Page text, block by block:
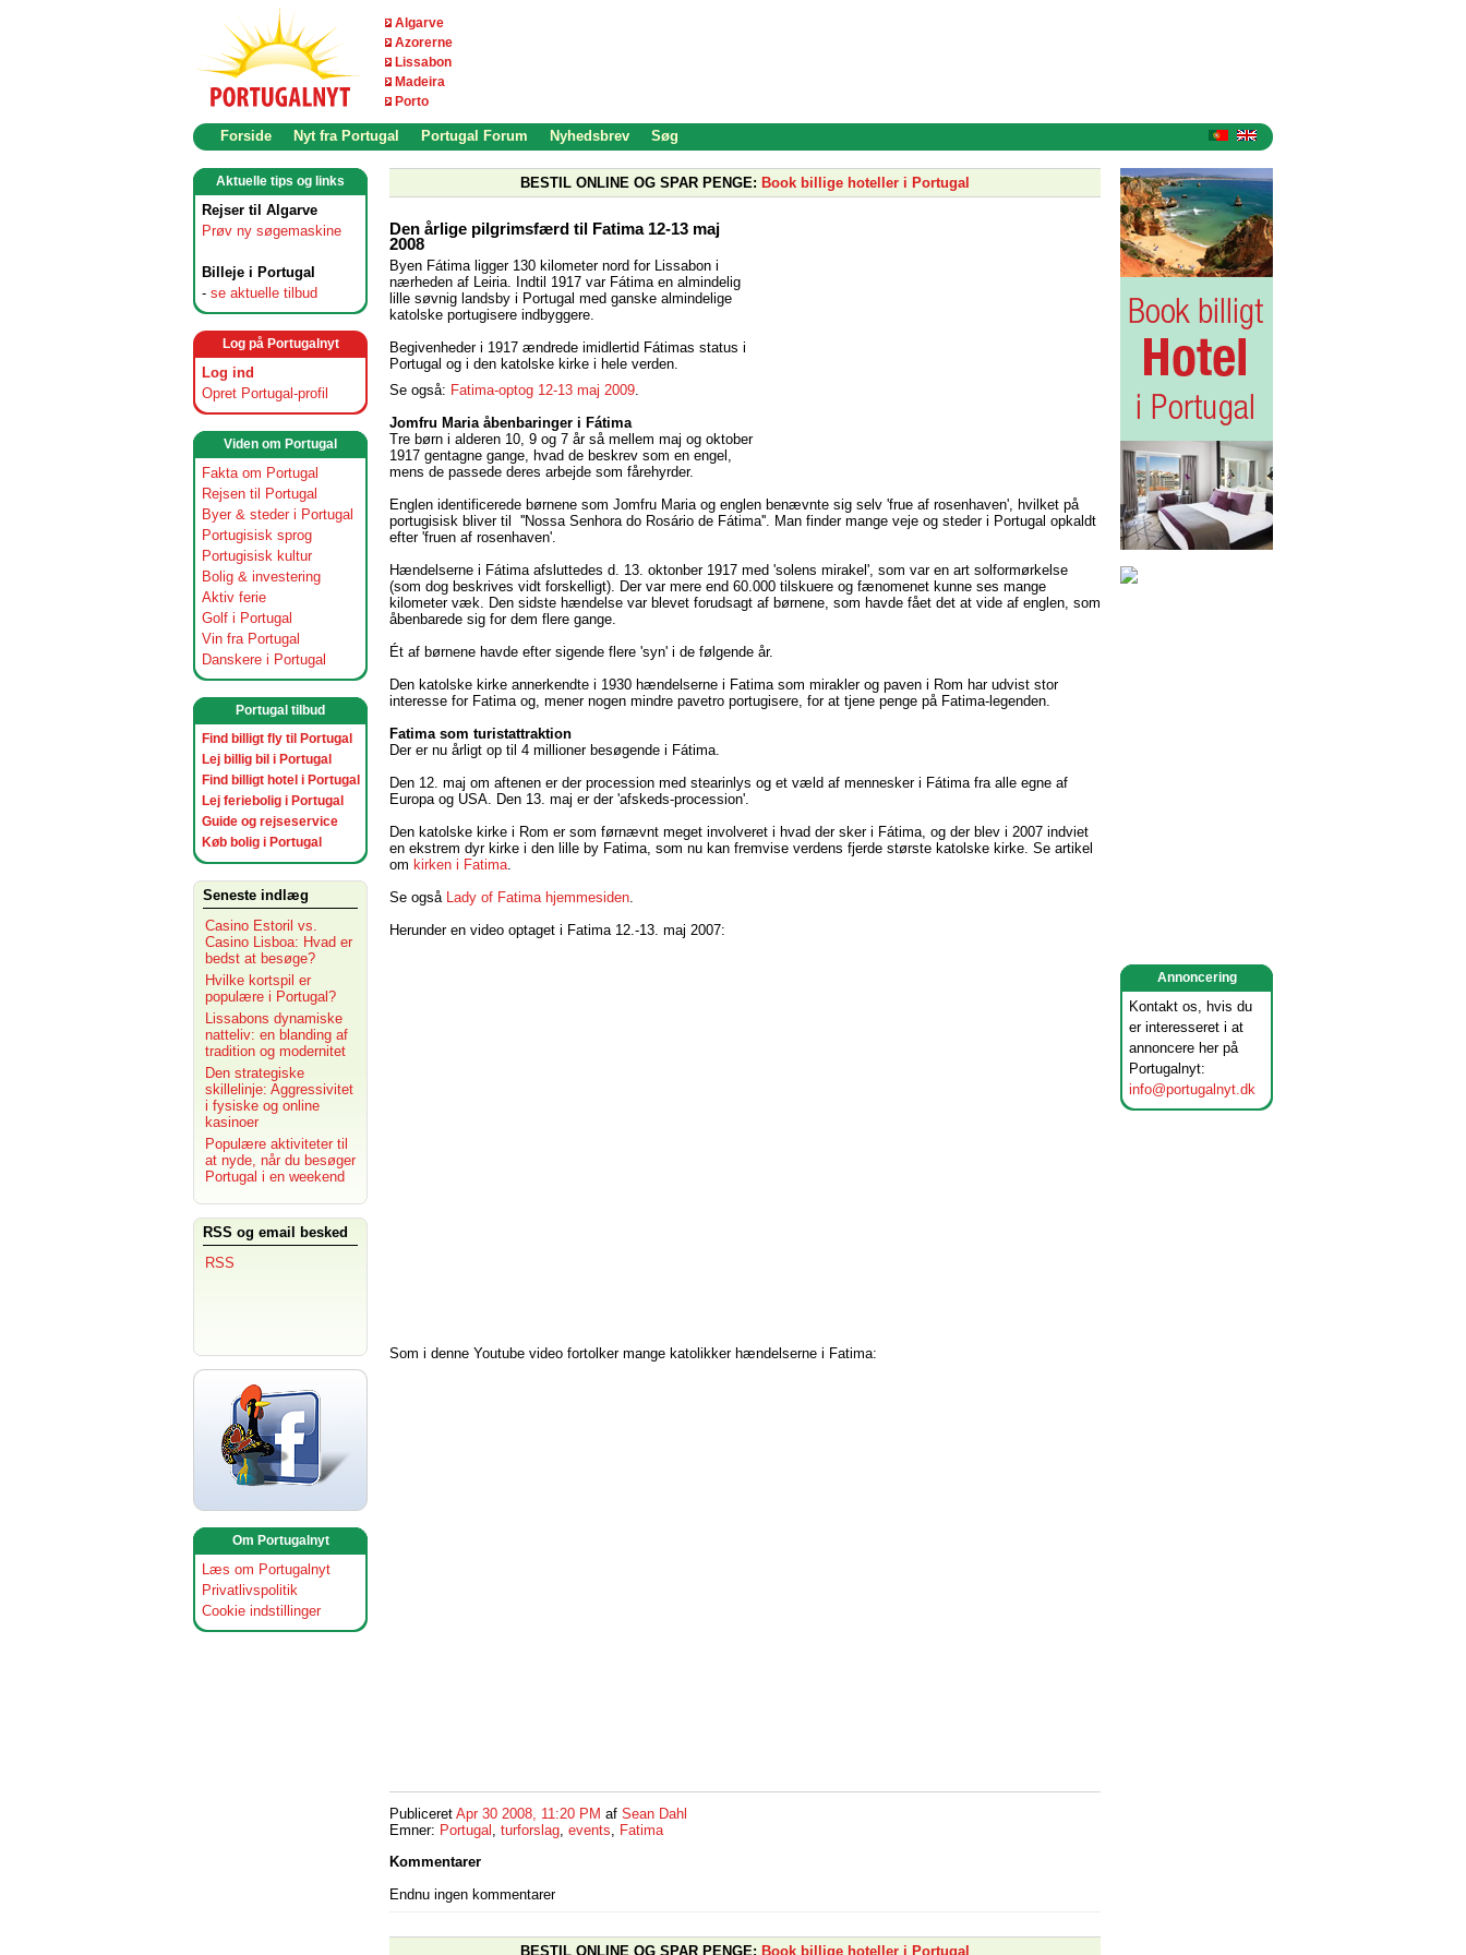
Algarve
Azorerne
Lissabon
Madeira
Porto
Forside Nyt fra Portugal Portugal Forum Nyhedsbrev Søg
Annoncering
Kontakt os, hvis du
er interesseret i at
annoncere her på
Portugalnyt:
info@portugalnyt.dk
Aktuelle tips og links
Rejser til Algarve
Prøv ny søgemaskine
Billeje i Portugal
- se aktuelle tilbud
Log på Portugalnyt
Log ind
Opret Portugal-profil
Viden om Portugal
Fakta om Portugal
Rejsen til Portugal
Byer & steder i Portugal
Portugisisk sprog
Portugisisk kultur
Bolig & investering
Aktiv ferie
Golf i Portugal
Vin fra Portugal
Danskere i Portugal
Portugal tilbud
Find billigt fly til Portugal
Lej billig bil i Portugal
Find billigt hotel i Portugal
Lej feriebolig i Portugal
Guide og rejseservice
Køb bolig i Portugal
Seneste indlæg
Casino Estoril vs.
Casino Lisboa: Hvad er
bedst at besøge?
Hvilke kortspil er
populære i Portugal?
Lissabons dynamiske
natteliv: en blanding af
tradition og modernitet
Den strategiske
skillelinje: Aggressivitet
i fysiske og online
kasinoer
Populære aktiviteter til
at nyde, når du besøger
Portugal i en weekend
RSS og email besked
RSS
Om Portugalnyt
Læs om Portugalnyt
Privatlivspolitik
Cookie indstillinger
BESTIL ONLINE OG SPAR PENGE: Book billige hoteller i Portugal
Den årlige pilgrimsfærd til Fatima 12-13 maj
2008
Byen Fátima ligger 130 kilometer nord for Lissabon i
nærheden af Leiria. Indtil 1917 var Fátima en almindelig
lille søvnig landsby i Portugal med ganske almindelige
katolske portugisere indbyggere.
Begivenheder i 1917 ændrede imidlertid Fátimas status i
Portugal og i den katolske kirke i hele verden.
Se også: Fatima-optog 12-13 maj 2009
Jomfru Maria åbenbaringer i Fátima
Tre børn i alderen 10, 9 og 7 år så mellem maj og oktober
1917 gentagne gange, hvad de beskrev som en engel,
mens de passede deres arbejde som fårehyrder.
Englen identificerede børnene som Jomfru Maria og englen benævnte sig selv 'frue af rosenhaven', hvilket på
portugisisk bliver til ''Nossa Senhora do Rosário de Fátima''. Man finder mange veje og steder i Portugal opkaldt
efter 'fruen af rosenhaven'.
Hændelserne i Fátima afsluttedes d. 13. oktonber 1917 med 'solens mirakel', som var en art solformørkelse
(som dog beskrives vidt forskelligt). Der var mere end 60.000 tilskuere og fænomenet kunne ses mange
kilometer væk. Den sidste hændelse var blevet forudsagt af børnene, som havde fået det at vide af englen, som
åbenbarede sig for dem flere gange.
Ét af børnene havde efter sigende flere 'syn' i de følgende år.
Den katolske kirke annerkendte i 1930 hændelserne i Fatima som mirakler og paven i Rom har udvist stor
interesse for Fatima og, mener nogen mindre pavetro portugisere, for at tjene penge på Fatima-legenden.
Fatima som turistattraktion
Der er nu årligt op til 4 millioner besøgende i Fátima.
Den 12. maj om aftenen er der procession med stearinlys og et væld af mennesker i Fátima fra alle egne af
Europa og USA. Den 13. maj er der 'afskeds-procession'.
Den katolske kirke i Rom er som førnævnt meget involveret i hvad der sker i Fátima, og der blev i 2007 indviet
en ekstrem dyr kirke i den lille by Fatima, som nu kan fremvise verdens fjerde største katolske kirke. Se artikel
om kirken i Fatima
Se også Lady of Fatima hjemmesiden
Herunder en video optaget i Fatima 12.-13. maj 2007:
Som i denne Youtube video fortolker mange katolikker hændelserne i Fatima:
Publiceret Apr 30 2008, 11:20 PM af Sean Dahl
Emner: Portugal , turforslag, events, Fatima
Kommentarer
Endnu ingen kommentarer
BESTIL ONLINE OG SPAR PENGE: Book billige hoteller i Portugal